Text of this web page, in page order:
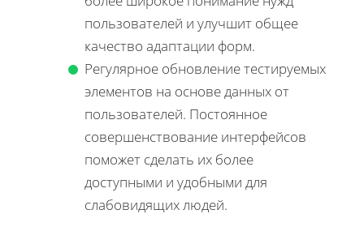
пользователей и улучшит общее
качество адаптации форм.
Регулярное обновление тестируемых
элементов на основе данных от
пользователей. Постоянное
совершенствование интерфейсов
поможет сделать их более
доступными и удобными для
слабовидящих людей.